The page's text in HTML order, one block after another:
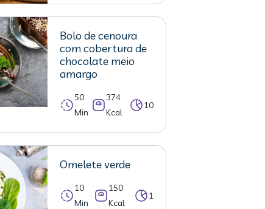
Bolo de cenoura
com cobertura de
chocolate meio
amargo
50
Min
374
Kcal
10
Omelete verde
10
Min
150
Kcal
1